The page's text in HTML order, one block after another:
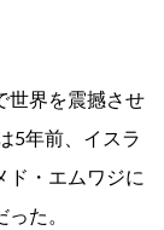
世界を震撼させ
5年前、イスラ
ド・エムワジに
た。